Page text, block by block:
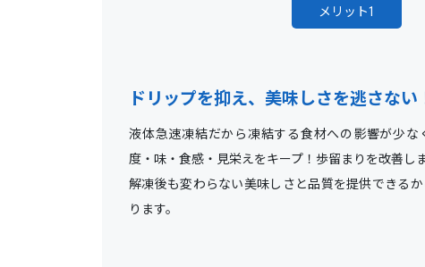
メリット1
ドリップを抑え、美味しさを逃さない
液体急速凍結だから凍結する食材への影響が少な
度・味・食感・見栄えをキープ！歩留まりを改善しま
解凍後も変わらない美味しさと品質を提供できる
ります。